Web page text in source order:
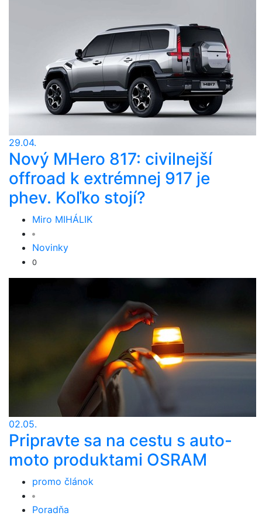
29.04.
Nový MHero 817: civilnejší
offroad k extrémnej 917 je
phev. Koľko stojí?
Miro MIHÁLIK
Novinky
0
02.05.
Pripravte sa na cestu s auto-
moto produktami OSRAM
promo článok
Poradňa